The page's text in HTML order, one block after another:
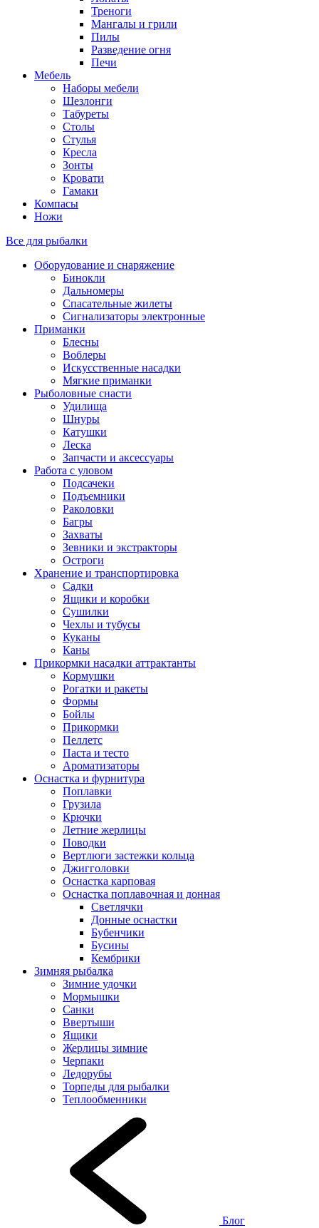
Треноги
Мангалы и грили
Пилы
Разведение огня
Печи
Мебель
Наборы мебели
Шезлонги
Табуреты
Столы
Стулья
Кресла
Зонты
Кровати
Гамаки
Компасы
Ножи
Все для рыбалки
Оборудование и снаряжение
Бинокли
Дальномеры
Спасательные жилеты
Сигнализаторы электронные
Приманки
Блесны
Воблеры
Искусственные насадки
Мягкие приманки
Рыболовные снасти
Удилища
Шнуры
Катушки
Леска
Запчасти и аксессуары
Работа с уловом
Подсачеки
Подъемники
Раколовки
Багры
Захваты
Зевники и экстракторы
Остроги
Хранение и транспортировка
Садки
Ящики и коробки
Сушилки
Чехлы и тубусы
Куканы
Каны
Прикормки насадки аттрактанты
Кормушки
Рогатки и ракеты
Формы
Бойлы
Прикормки
Пеллетс
Паста и тесто
Ароматизаторы
Оснастка и фурнитура
Поплавки
Грузила
Крючки
Летние жерлицы
Поводки
Вертлюги застежки кольца
Джигголовки
Оснастка карповая
Оснастка поплавочная и донная
Светлячки
Донные оснастки
Бубенчики
Бусины
Кембрики
Зимняя рыбалка
Зимние удочки
Мормышки
Санки
Ввертыши
Ящики
Жерлицы зимние
Черпаки
Ледорубы
Торпеды для рыбалки
Теплообменники
Блог